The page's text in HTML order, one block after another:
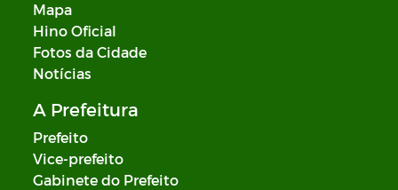
Mapa
Hino Oficial
Fotos da Cidade
Notícias
A Prefeitura
Prefeito
Vice-prefeito
Gabinete do Prefeito